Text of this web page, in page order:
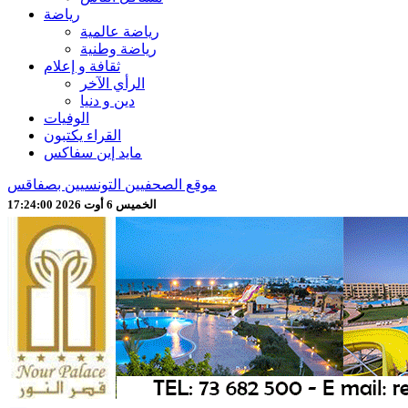
رياضة
رياضة عالمية
رياضة وطنية
ثقافة و إعلام
الرأي الآخر
دين و دنيا
الوفيات
القراء يكتبون
مايد إين سفاكس
موقع الصحفيين التونسيين بصفاقس
الخميس 6 أوت 2026 17:24:02